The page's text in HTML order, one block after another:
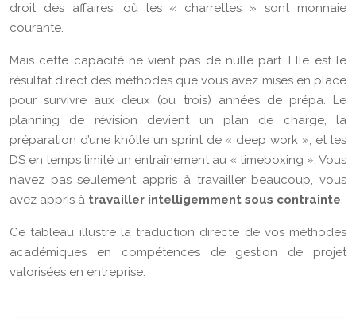
droit des affaires, où les « charrettes » sont monnaie
courante.
Mais cette capacité ne vient pas de nulle part. Elle est le
résultat direct des méthodes que vous avez mises en place
pour survivre aux deux (ou trois) années de prépa. Le
planning de révision devient un plan de charge, la
préparation d’une khôlle un sprint de « deep work », et les
DS en temps limité un entraînement au « timeboxing ». Vous
n’avez pas seulement appris à travailler beaucoup, vous
avez appris à travailler intelligemment sous contrainte.
Ce tableau illustre la traduction directe de vos méthodes
académiques en compétences de gestion de projet
valorisées en entreprise.